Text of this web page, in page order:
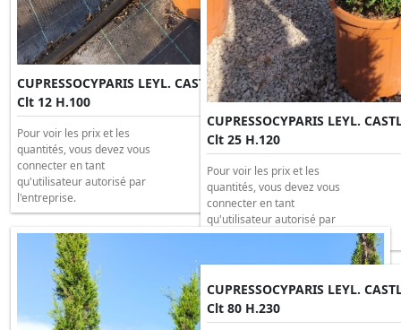
CUPRESSOCYPARIS LEYL. CASTLEWELLAND GOLD SPIRALE
Clt 12 H.100
Pour voir les prix et les
quantités, vous devez vous
connecter en tant
qu'utilisateur autorisé par
l'entreprise.
CUPRESSOCYPARIS LEYL.
Clt 25 H.120
Pour voir les prix et les
quantités, vous devez vous
connecter en tant
qu'utilisateur autorisé par
l'entreprise.
CUPRESSOCYPARIS LEYL.
Clt 80 H.230